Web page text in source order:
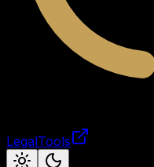
LegalTools